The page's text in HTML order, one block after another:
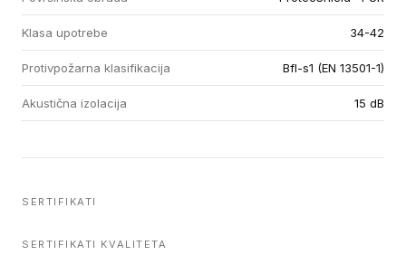
Klasa upotrebe 34-42
Protivpožarna klasifikacija Bfl-s1 (EN 13501-1)
Akustična izolacija 15 dB
SERTIFIKATI
SERTIFIKATI KVALITETA